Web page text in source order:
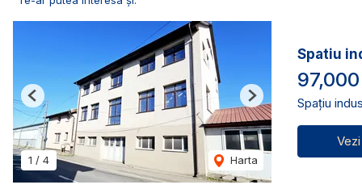
1 / 4 Harta
Previous Next
Spatiu
Spațiu